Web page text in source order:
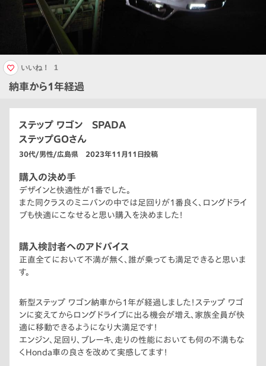
納車から1年経過
いいね！ 1
ステップ ワゴン SPADA
ステップGOさん
30代/男性/広島県 2023年11月11日投稿
購入の決め手
デザインと快適性が1番でした。
また同クラスのミニバンの中では足回りが1番良く、ロングドライ
ブも快適にこなせると思い購入を決めました！
購入検討者へのアドバイス
正直全てにおいて不満が無く、誰が乗っても満足できると思いま
す。
新型ステップ ワゴン納車から1年が経過しました！ステップ ワゴ
ンに変えてからロングドライブに出る機会が増え、家族全員が快
適に移動できるようになり大満足です！
エンジン、足回り、ブレーキ、走りの性能においても何の不満もな
くHonda車の良さを改めて実感してます！